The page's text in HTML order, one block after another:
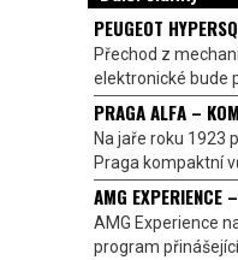
PEUGEOT
Přechod z
elektronické bude
PRAGA ALFA –
Na jaře roku 1923
Praga kompaktní
AMG EXPERIENCE
AMG Experience
program